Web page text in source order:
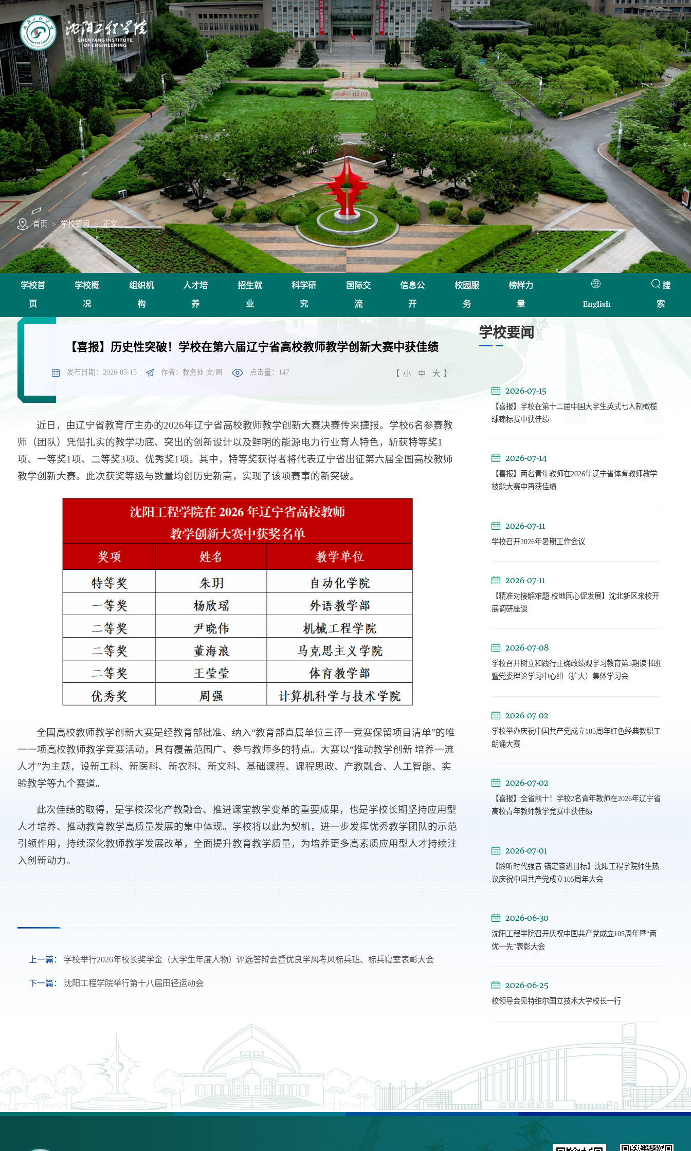
首页 > 学校要闻 > 正文
学校首
页
学校概
况
组织机
构
人才培
养
招生就
业
科学研
究
国际交
流
信息公
开
校园服
务
榜样力
量
English
搜
索
【喜报】历史性突破！学校在第六届辽宁省高校教师教学创新大赛中获佳绩
发布日期：2026-05-15 作者：教务处 文/图 点击量： 147 【 小 中 大 】
近日，由辽宁省教育厅主办的2026年辽宁省高校教师教学创新大赛决赛传来捷报。学校6名参赛教
师（团队）凭借扎实的教学功底、突出的创新设计以及鲜明的能源电力行业育人特色，斩获特等奖1
项、一等奖1项、二等奖3项、优秀奖1项。其中，特等奖获得者将代表辽宁省出征第六届全国高校教师
教学创新大赛。此次获奖等级与数量均创历史新高，实现了该项赛事的新突破。
全国高校教师教学创新大赛是经教育部批准、纳入“教育部直属单位三评一竞赛保留项目清单”的唯
一一项高校教师教学竞赛活动，具有覆盖范围广、参与教师多的特点。大赛以“推动教学创新 培养一流
人才”为主题，设新工科、新医科、新农科、新文科、基础课程、课程思政、产教融合、人工智能、实
验教学等九个赛道。
此次佳绩的取得，是学校深化产教融合、推进课堂教学变革的重要成果，也是学校长期坚持应用型
人才培养、推动教育教学高质量发展的集中体现。学校将以此为契机，进一步发挥优秀教学团队的示范
引领作用，持续深化教师教学发展改革，全面提升教育教学质量，为培养更多高素质应用型人才持续注
入创新动力。
上一篇： 学校举行2026年校长奖学金（大学生年度人物）评选答辩会暨优良学风考风标兵班、标兵寝室表彰大会
下一篇： 沈阳工程学院举行第十八届田径运动会
学校要闻
2026-07-15
【喜报】学校在第十二届中国大学生英式七人制橄榄
球锦标赛中获佳绩
2026-07-14
【喜报】两名青年教师在2026年辽宁省体育教师教学
技能大赛中再获佳绩
2026-07-11
学校召开2026年暑期工作会议
2026-07-11
【精准对接解难题 校地同心促发展】沈北新区来校开
展调研座谈
2026-07-08
学校召开树立和践行正确政绩观学习教育第5期读书班
暨党委理论学习中心组（扩大）集体学习会
2026-07-02
学校举办庆祝中国共产党成立105周年红色经典教职工
朗诵大赛
2026-07-02
【喜报】全省前十！学校2名青年教师在2026年辽宁省
高校青年教师教学竞赛中获佳绩
2026-07-01
【聆听时代强音 锚定奋进目标】沈阳工程学院师生热
议庆祝中国共产党成立105周年大会
2026-06-30
沈阳工程学院召开庆祝中国共产党成立105周年暨“两
优一先”表彰大会
2026-06-25
校领导会见特维尔国立技术大学校长一行